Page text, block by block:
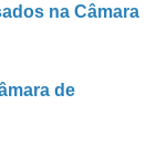
na Câmara
de